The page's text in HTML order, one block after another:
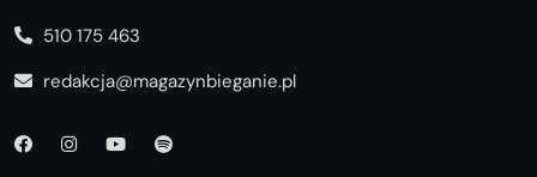
510 175 463
redakcja@magazynbieganie.pl